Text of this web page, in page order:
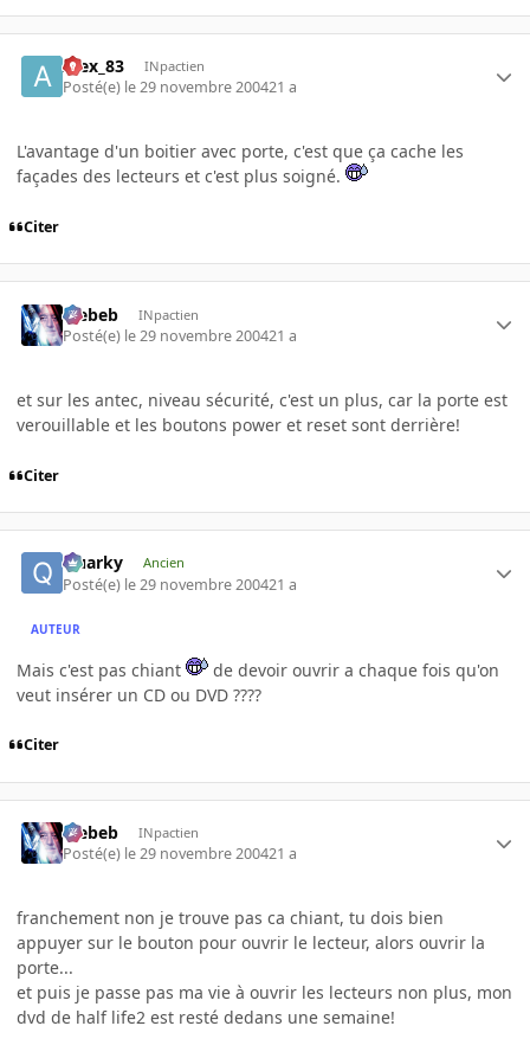
Alex_83 INpactien
Posté(e) le 29 novembre 200421 a
L'avantage d'un boitier avec porte, c'est que ça cache les
façades des lecteurs et c'est plus soigné.
Citer
Trebeb INpactien
Posté(e) le 29 novembre 200421 a
et sur les antec, niveau sécurité, c'est un plus, car la porte est
verouillable et les boutons power et reset sont derrière!
Citer
Quarky Ancien
Posté(e) le 29 novembre 200421 a
AUTEUR
Mais c'est pas chiant
de devoir ouvrir a chaque fois qu'on
veut insérer un CD ou DVD ????
Citer
Trebeb INpactien
Posté(e) le 29 novembre 200421 a
franchement non je trouve pas ca chiant, tu dois bien
appuyer sur le bouton pour ouvrir le lecteur, alors ouvrir la
porte...
et puis je passe pas ma vie à ouvrir les lecteurs non plus, mon
dvd de half life2 est resté dedans une semaine!